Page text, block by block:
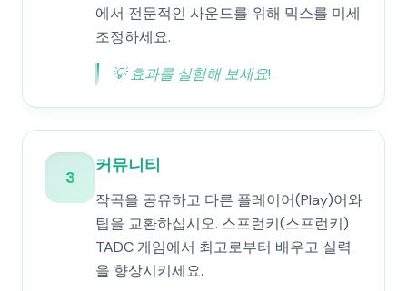
에서 전문적인 사운드를 위해 믹스를 미세
조정하세요.
💡효과를 실험해 보세요!
3
커뮤니티
작곡을 공유하고 다른 플레이어(Play)어와
팁을 교환하십시오. 스프런키(스프런키)
TADC 게임에서 최고로부터 배우고 실력
을 향상시키세요.